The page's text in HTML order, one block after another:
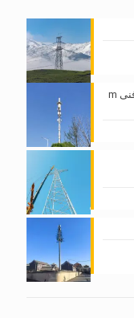
برج آنتن مخابراتی تک قطبی | 25مشخصات فنی m